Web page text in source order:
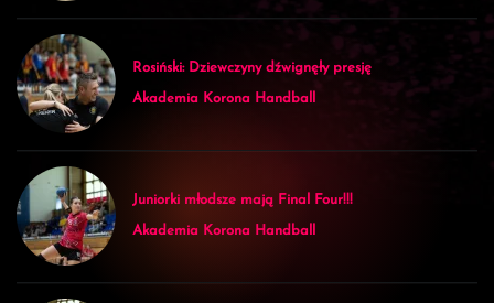
Rosiński: Dziewczyny dźwignęły presję
Akademia Korona Handball
Juniorki młodsze mają Final Four!!!
Akademia Korona Handball